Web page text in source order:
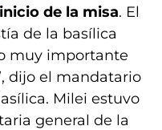
de la misa. El
de la basílica
muy importante
dijo el mandatario
Milei estuvo
general de la